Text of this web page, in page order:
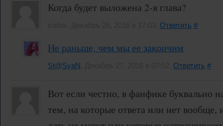
Когда будет выложена 2-я глава?
Ответить #
Не раньше, чем мы ее закончим
St@SyaN Ответить #
Вот если честно, в фанфике буквально
тем, на которые ответа или нет вообще,